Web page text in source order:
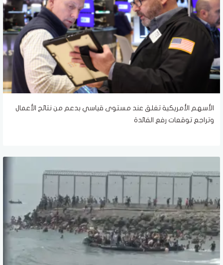
الأسهم الأمريكية تغلق عند مستوى قياسي بدعم من نتائج الأعمال
وتراجع توقعات رفع الفائدة